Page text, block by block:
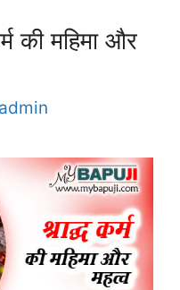
की महिमा और
admin